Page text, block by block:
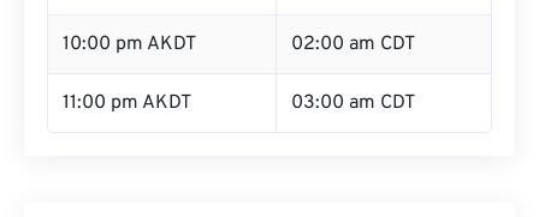
10:00 pm AKDT 02:00 am CDT
11:00 pm AKDT 03:00 am CDT